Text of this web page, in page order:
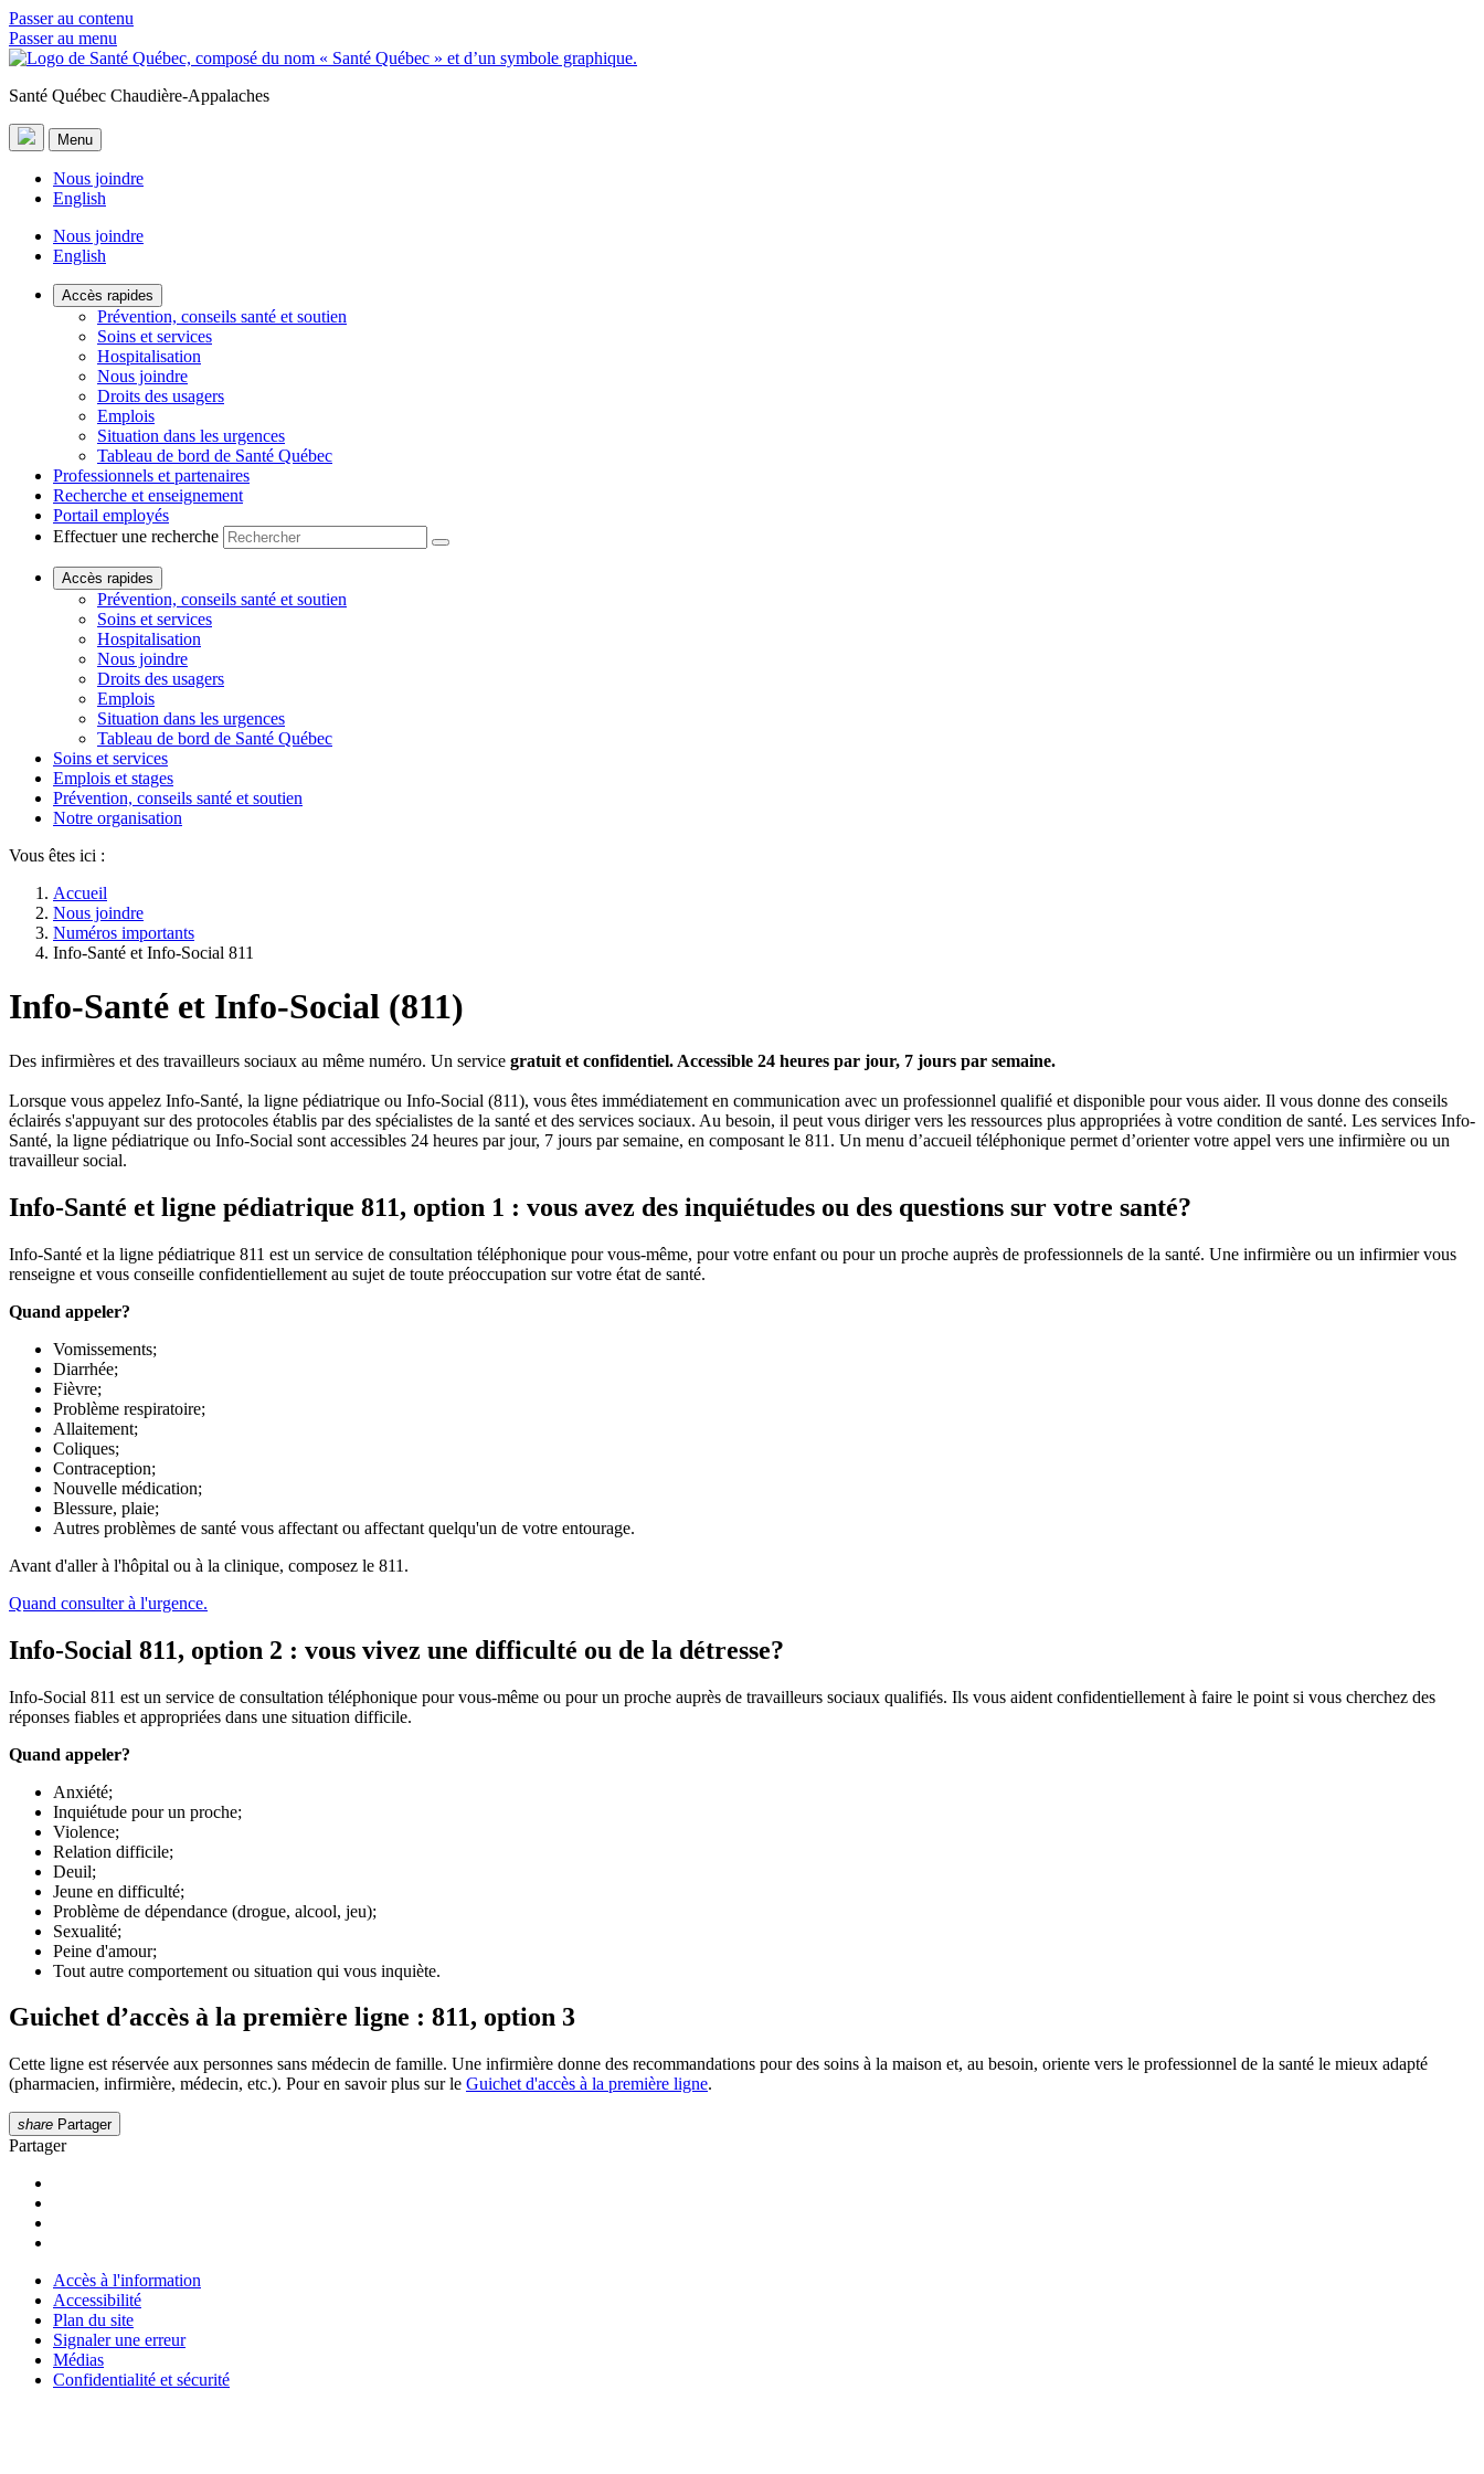
Passer au contenu
Passer au menu
Santé Québec Chaudière-Appalaches
Menu
Nous joindre
English
Nous joindre
English
Accès rapides
Prévention, conseils santé et soutien
Soins et services
Hospitalisation
Nous joindre
Droits des usagers
Emplois
Situation dans les urgences
Tableau de bord de Santé Québec
Professionnels et partenaires
Recherche et enseignement
Portail employés
Effectuer une recherche
Accès rapides
Prévention, conseils santé et soutien
Soins et services
Hospitalisation
Nous joindre
Droits des usagers
Emplois
Situation dans les urgences
Tableau de bord de Santé Québec
Soins et services
Emplois et stages
Prévention, conseils santé et soutien
Notre organisation
Vous êtes ici :
Accueil
Nous joindre
Numéros importants
Info-Santé et Info-Social 811
Info-Santé et Info-Social (811)
Des infirmières et des travailleurs sociaux au même numéro. Un service gratuit et confidentiel. Accessible 24 heures par jour, 7 jours par semaine.
Lorsque vous appelez Info-Santé, la ligne pédiatrique ou Info-Social (811), vous êtes immédiatement en communication avec un professionnel qualifié et disponible pour vous aider. Il vous donne des conseils
éclairés s'appuyant sur des protocoles établis par des spécialistes de la santé et des services sociaux. Au besoin, il peut vous diriger vers les ressources plus appropriées à votre condition de santé. Les services Info-
Santé, la ligne pédiatrique ou Info-Social sont accessibles 24 heures par jour, 7 jours par semaine, en composant le 811. Un menu d’accueil téléphonique permet d’orienter votre appel vers une infirmière ou un
travailleur social.
Info-Santé et ligne pédiatrique 811, option 1 : vous avez des inquiétudes ou des questions sur votre santé?
Info-Santé et la ligne pédiatrique 811 est un service de consultation téléphonique pour vous-même, pour votre enfant ou pour un proche auprès de professionnels de la santé. Une infirmière ou un infirmier vous
renseigne et vous conseille confidentiellement au sujet de toute préoccupation sur votre état de santé.
Quand appeler?
Vomissements;
Diarrhée;
Fièvre;
Problème respiratoire;
Allaitement;
Coliques;
Contraception;
Nouvelle médication;
Blessure, plaie;
Autres problèmes de santé vous affectant ou affectant quelqu'un de votre entourage.
Avant d'aller à l'hôpital ou à la clinique, composez le 811.
Quand consulter à l'urgence.
Info-Social 811, option 2 : vous vivez une difficulté ou de la détresse?
Info-Social 811 est un service de consultation téléphonique pour vous-même ou pour un proche auprès de travailleurs sociaux qualifiés. Ils vous aident confidentiellement à faire le point si vous cherchez des
réponses fiables et appropriées dans une situation difficile.
Quand appeler?
Anxiété;
Inquiétude pour un proche;
Violence;
Relation difficile;
Deuil;
Jeune en difficulté;
Problème de dépendance (drogue, alcool, jeu);
Sexualité;
Peine d'amour;
Tout autre comportement ou situation qui vous inquiète.
Guichet d’accès à la première ligne : 811, option 3
Cette ligne est réservée aux personnes sans médecin de famille. Une infirmière donne des recommandations pour des soins à la maison et, au besoin, oriente vers le professionnel de la santé le mieux adapté
(pharmacien, infirmière, médecin, etc.). Pour en savoir plus sur le Guichet d'accès à la première ligne.
share Partager
Partager
Accès à l'information
Accessibilité
Plan du site
Signaler une erreur
Médias
Confidentialité et sécurité